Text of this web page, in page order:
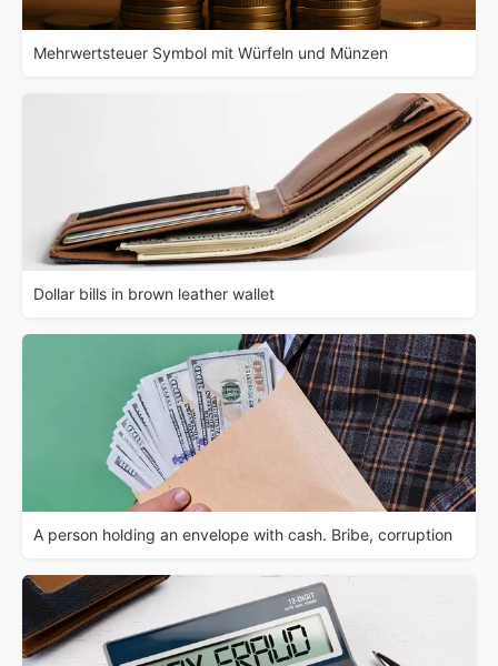
Mehrwertsteuer Symbol mit Würfeln und Münzen
Dollar bills in brown leather wallet
A person holding an envelope with cash. Bribe, corruption